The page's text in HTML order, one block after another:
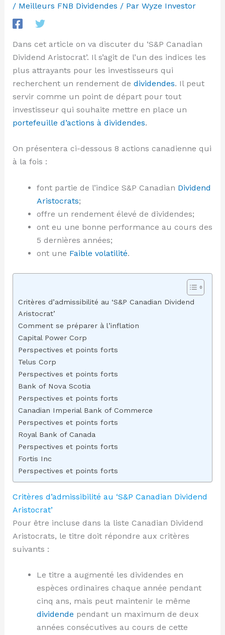
/ Meilleurs FNB Dividendes / Par Wyze Investor
Dans cet article on va discuter du ‘S&P Canadian
Dividend Aristocrat’. Il s’agit de l’un des indices les
plus attrayants pour les investisseurs qui
recherchent un rendement de dividendes. Il peut
servir comme un point de départ pour tout
investisseur qui souhaite mettre en place un
portefeuille d’actions à dividendes.
On présentera ci-dessous 8 actions canadienne qui
à la fois :
font partie de l’indice S&P Canadian Dividend
Aristocrats;
offre un rendement élevé de dividendes;
ont eu une bonne performance au cours des
5 dernières années;
ont une Faible volatilité.
Critères d’admissibilité au ‘S&P Canadian Dividend
Aristocrat’
Comment se préparer à l’inflation
Capital Power Corp
Perspectives et points forts
Telus Corp
Perspectives et points forts
Bank of Nova Scotia
Perspectives et points forts
Canadian Imperial Bank of Commerce
Perspectives et points forts
Royal Bank of Canada
Perspectives et points forts
Fortis Inc
Perspectives et points forts
Critères d’admissibilité au ‘S&P Canadian Dividend
Aristocrat’
Pour être incluse dans la liste Canadian Dividend
Aristocrats, le titre doit répondre aux critères
suivants :
Le titre a augmenté les dividendes en
espèces ordinaires chaque année pendant
cinq ans, mais peut maintenir le même
dividende pendant un maximum de deux
années consécutives au cours de cette